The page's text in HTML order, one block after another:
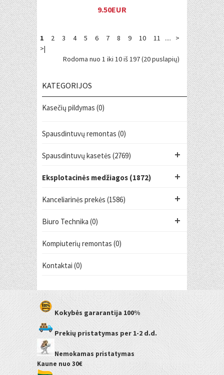
9.50EUR
1 2 3 4 5 6 7 8 9 10 11 ....
>
>|
Rodoma nuo 1 iki 10 iš 197 (20 puslapių)
KATEGORIJOS
Kasečių pildymas (0)
Spausdintuvų remontas (0)
Spausdintuvų kasetės (2769)
Eksplotacinės medžiagos (1872)
Kanceliarinės prekės (1586)
Biuro Technika (0)
Kompiuterių remontas (0)
Kontaktai (0)
Kokybės gararantija 100%
Prekių pristatymas per 1-2 d.d.
Nemokamas pristatymas
Kaune nuo 30€